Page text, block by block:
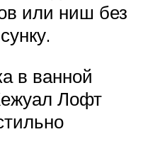
или ниш без
в ванной
Лофт